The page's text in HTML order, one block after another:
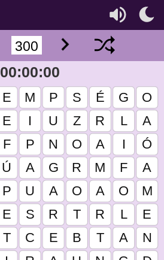
00:00:00